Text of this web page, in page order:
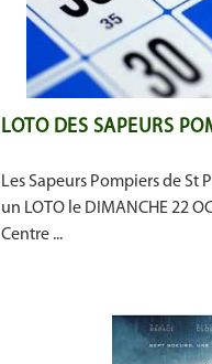
LOTO DES SAPEURS
Les Sapeurs Pompiers de St
un LOTO le DIMANCHE 22
Centre ...